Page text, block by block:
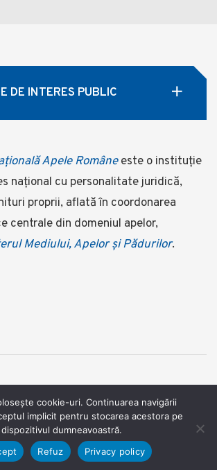
DE INTERES PUBLIC
Apele Româneeste o instituție
național cu personalitate juridică,
proprii, aflată în coordonarea
centrale din domeniul apelor,
Mediului, Apelor și Pădurilor.
Națională Apele Române ©foto:
/Confidentialitate/Cookies
cookie-uri. Continuarea navigării
implicit pentru stocarea acestora pe
dispozitivul dumneavoastră.
Refuz Privacy policy